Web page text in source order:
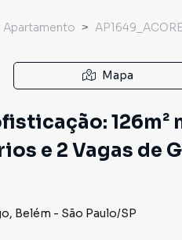
Apartamento
Mapa
126m²
e 2 Vagas de
, Belém - São Paulo/SP